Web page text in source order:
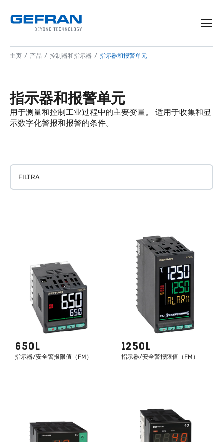
主页 产品 控制器和指示器 指示器和报警单元
指示器和报警单元
用于测量和控制工业过程中的主要变量。 适用于收集和显
示数字化警报和报警的条件。
FILTRA
650L
指示器/安全警报限值（FM）
1250L
指示器/安全警报限值（FM）